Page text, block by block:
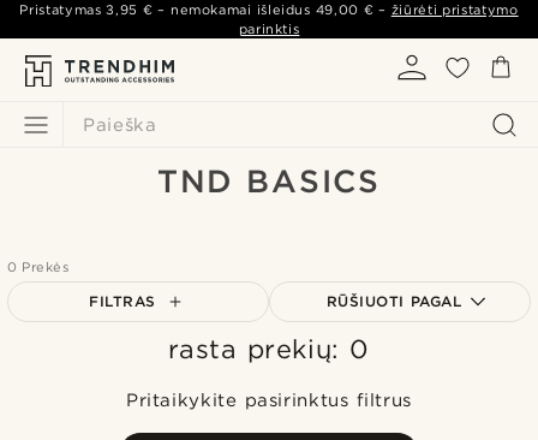
Paieška
Pristatymas3,95 € – nemokamai išleidus 49,00 € – žiūrėti pristatymo
parinktis
TND BASICS
0 Prekės
FILTRAS RŪŠIUOTI PAGAL
Populiariausias
rasta prekių: 0
Pritaikykite pasirinktus filtrus